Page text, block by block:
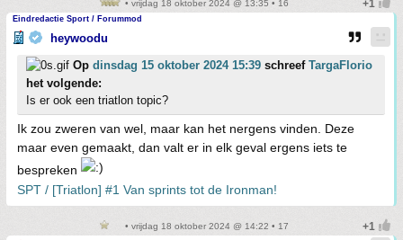
• vrijdag 18 oktober 2024 @ 13:35 • 16
Eindredactie Sport / Forummod
heywoodu
Op dinsdag 15 oktober 2024 15:39 schreef TargaFlorio
het volgende:
Is er ook een triatlon topic?
Ik zou zweren van wel, maar kan het nergens vinden. Deze
maar even gemaakt, dan valt er in elk geval ergens iets te
bespreken
SPT / [Triatlon] #1 Van sprints tot de Ironman!
• vrijdag 18 oktober 2024 @ 14:22 • 17